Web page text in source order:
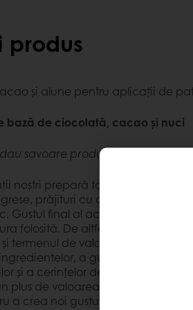
produs
și alune pentru aplicații de
bază de ciocolată, cacao și nuci
savoare produsului
noștri prepară tot felul de
prăjituri cu ciocolată,
Gustul final al acestor produse
folosită. De altfel, umpluturile
termenul de valabilitate al
a gustului și a
și a cerințelor de producție, am
plus de valoarea produselor și
a crea noi gusturi și texturi,